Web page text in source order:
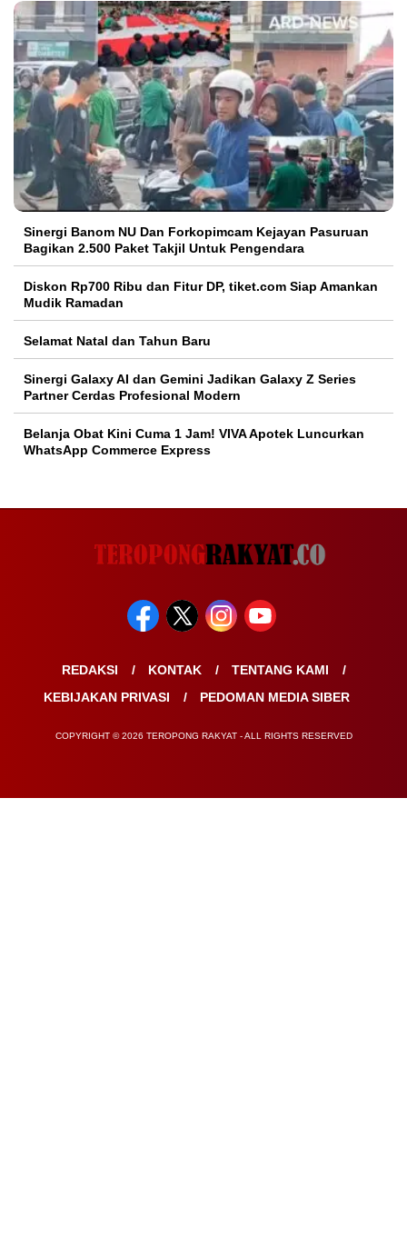
Sinergi Banom NU Dan Forkopimcam Kejayan Pasuruan
Bagikan 2.500 Paket Takjil Untuk Pengendara
Diskon Rp700 Ribu dan Fitur DP, tiket.com Siap Amankan
Mudik Ramadan
Selamat Natal dan Tahun Baru
Sinergi Galaxy AI dan Gemini Jadikan Galaxy Z Series
Partner Cerdas Profesional Modern
Belanja Obat Kini Cuma 1 Jam! VIVA Apotek Luncurkan
WhatsApp Commerce Express
REDAKSI KONTAK
TENTANG KAMI
KEBIJAKAN PRIVASI
PEDOMAN MEDIA SIBER
COPYRIGHT © 2026 TEROPONG RAKYAT - ALL RIGHTS RESERVED